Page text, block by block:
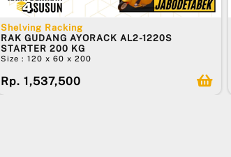
Shelving Racking
RAK GUDANG AYORACK AL2-1220S
STARTER 200 KG
Size : 120 x 60 x 200
Rp. 1,537,500